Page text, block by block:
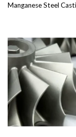
Manganese Steel